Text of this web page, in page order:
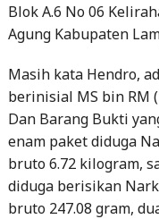
Blok A.6 No 06
Agung Kabupaten
Masih kata Hendro,
berinisial MS bin RM
Dan Barang Bukti
enam paket diduga
bruto 6.72 kilogram,
diduga berisikan
bruto 247.08 gram,